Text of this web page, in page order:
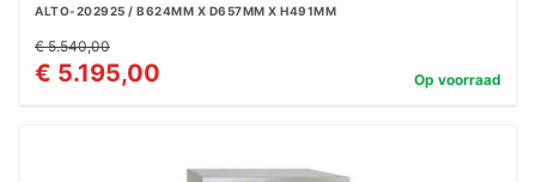
ALTO-202925 / B624MM X D657MM X H491MM
€ 5.540,00
€ 5.195,00 Op voorraad